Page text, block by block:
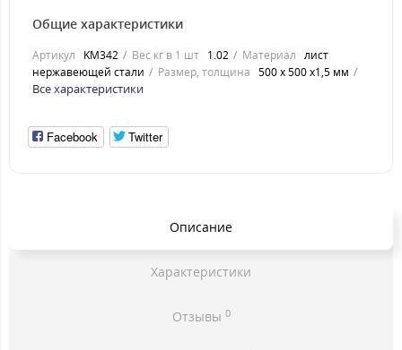
Общие характеристики
Артикул KM342 Вес кг в 1 шт 1.02 Материал лист
нержавеющей стали
Размер, толщина 500 х 500 х1,5 мм
Все характеристики
Facebook Twitter
Описание
Характеристики
Отзывы 0